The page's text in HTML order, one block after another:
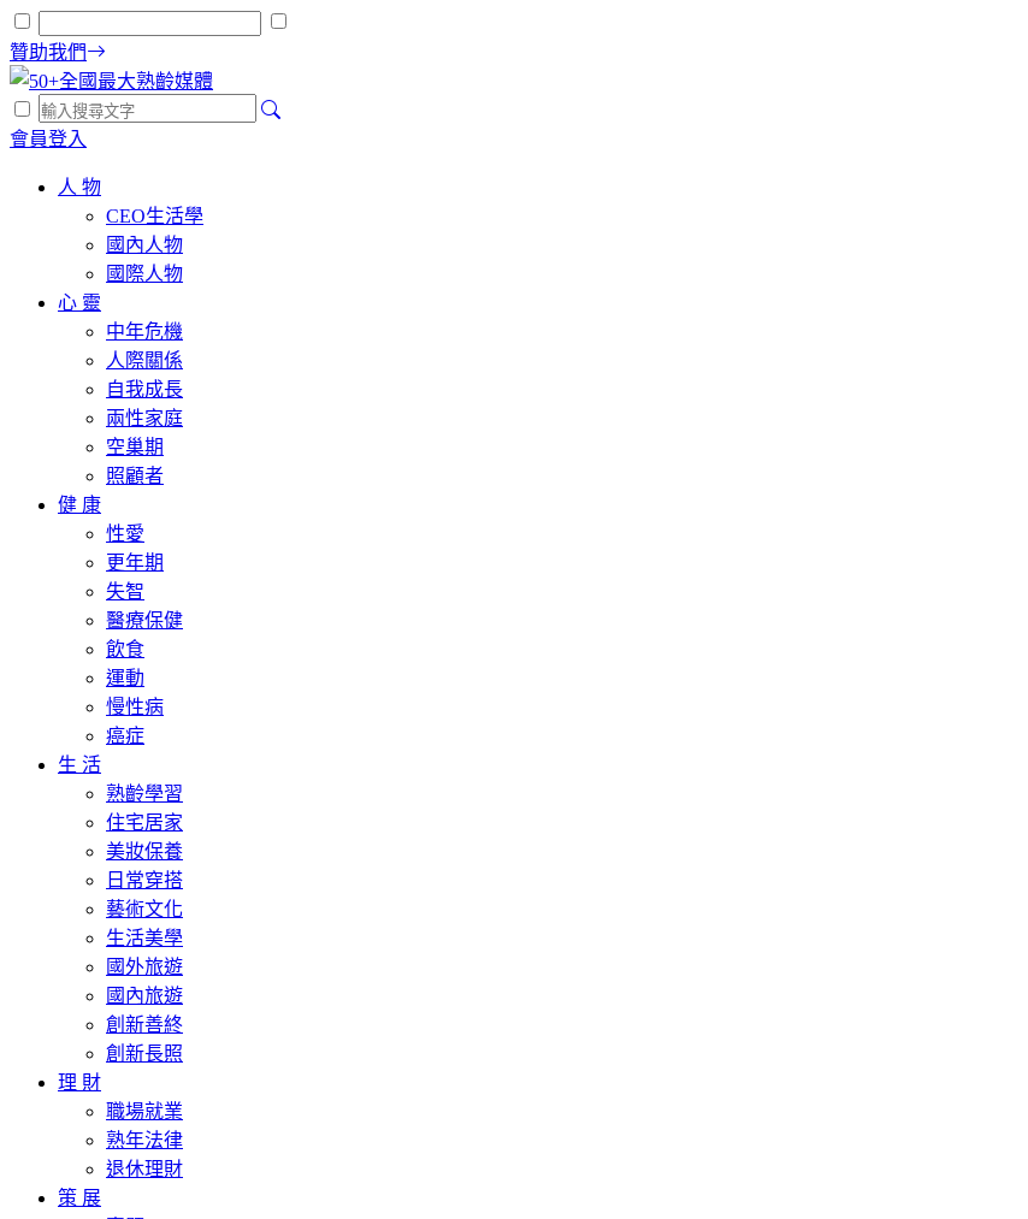
贊助我們
會員登入
人 物
CEO生活學
國內人物
國際人物
心 靈
中年危機
人際關係
自我成長
兩性家庭
空巢期
照顧者
健 康
性愛
更年期
失智
醫療保健
飲食
運動
慢性病
癌症
生 活
熟齡學習
住宅居家
美妝保養
日常穿搭
藝術文化
生活美學
國外旅遊
國內旅遊
創新善終
創新長照
理 財
職場就業
熟年法律
退休理財
策 展